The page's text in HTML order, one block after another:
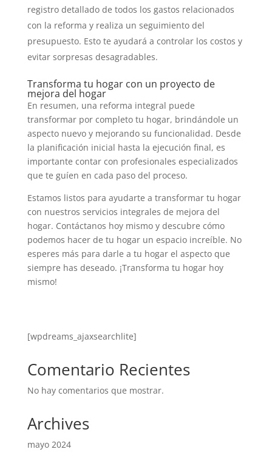
registro detallado de todos los gastos relacionados
con la reforma y realiza un seguimiento del
presupuesto. Esto te ayudará a controlar los costos y
evitar sorpresas desagradables.
Transforma tu hogar con un proyecto de
mejora del hogar
En resumen, una reforma integral puede
transformar por completo tu hogar, brindándole un
aspecto nuevo y mejorando su funcionalidad. Desde
la planificación inicial hasta la ejecución final, es
importante contar con profesionales especializados
que te guíen en cada paso del proceso.
Estamos listos para ayudarte a transformar tu hogar
con nuestros servicios integrales de mejora del
hogar. Contáctanos hoy mismo y descubre cómo
podemos hacer de tu hogar un espacio increíble. No
esperes más para darle a tu hogar el aspecto que
siempre has deseado. ¡Transforma tu hogar hoy
mismo!
[wpdreams_ajaxsearchlite]
Comentario Recientes
No hay comentarios que mostrar.
Archives
mayo 2024